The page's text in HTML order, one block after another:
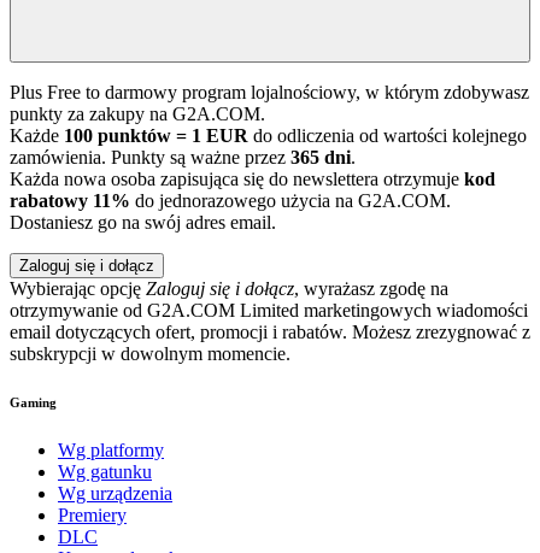
Plus Free to darmowy program lojalnościowy, w którym zdobywasz
punkty za zakupy na G2A.COM.
Każde 100 punktów = 1 EUR do odliczenia od wartości kolejnego
zamówienia. Punkty są ważne przez 365 dni.
Każda nowa osoba zapisująca się do newslettera otrzymuje kod
rabatowy 11% do jednorazowego użycia na G2A.COM.
Dostaniesz go na swój adres email.
Zaloguj się i dołącz
Wybierając opcję Zaloguj się i dołącz, wyrażasz zgodę na
otrzymywanie od G2A.COM Limited marketingowych wiadomości
email dotyczących ofert, promocji i rabatów. Możesz zrezygnować z
subskrypcji w dowolnym momencie.
Gaming
Wg platformy
Wg gatunku
Wg urządzenia
Premiery
DLC